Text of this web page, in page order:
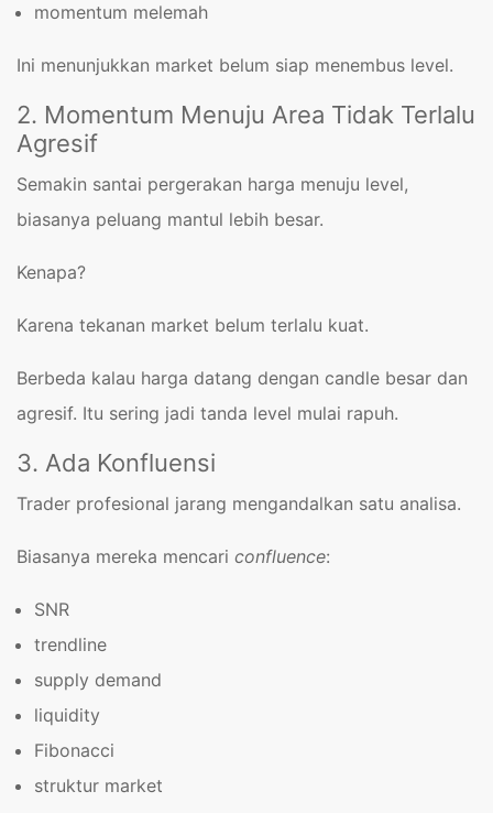
momentum melemah
Ini menunjukkan market belum siap menembus level.
2. Momentum Menuju Area Tidak Terlalu
Agresif
Semakin santai pergerakan harga menuju level,
biasanya peluang mantul lebih besar.
Kenapa?
Karena tekanan market belum terlalu kuat.
Berbeda kalau harga datang dengan candle besar dan
agresif. Itu sering jadi tanda level mulai rapuh.
3. Ada Konfluensi
Trader profesional jarang mengandalkan satu analisa.
Biasanya mereka mencari confluence:
SNR
trendline
supply demand
liquidity
Fibonacci
struktur market